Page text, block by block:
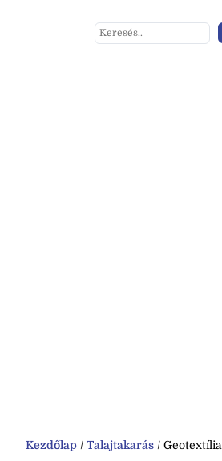
Kezdőlap / Talajtakarás / Geotextília